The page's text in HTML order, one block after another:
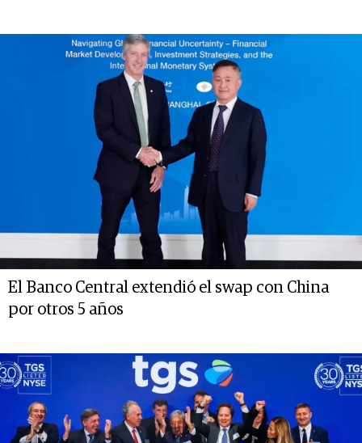
El Banco Central extendió el swap con China
por otros 5 años